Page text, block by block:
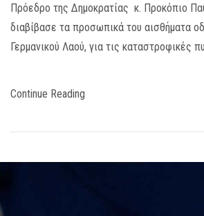
Πρόεδρο της Δημοκρατίας κ. Προκόπιο
διαβίβασε τα προσωπικά του αισθήματα
Γερμανικού Λαού, για τις καταστροφικές
Continue Reading